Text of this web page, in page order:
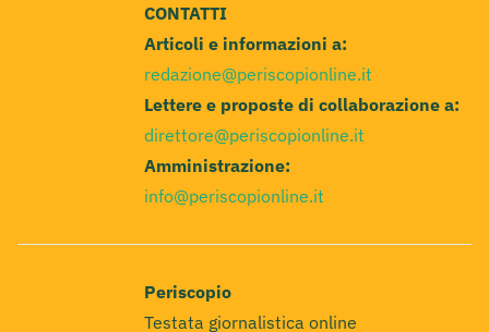
CONTATTI
Articoli e informazioni a:
redazione@periscopionline.it
Lettere e proposte di collaborazione a:
direttore@periscopionline.it
Amministrazione:
info@periscopionline.it
Periscopio
Testata giornalistica online